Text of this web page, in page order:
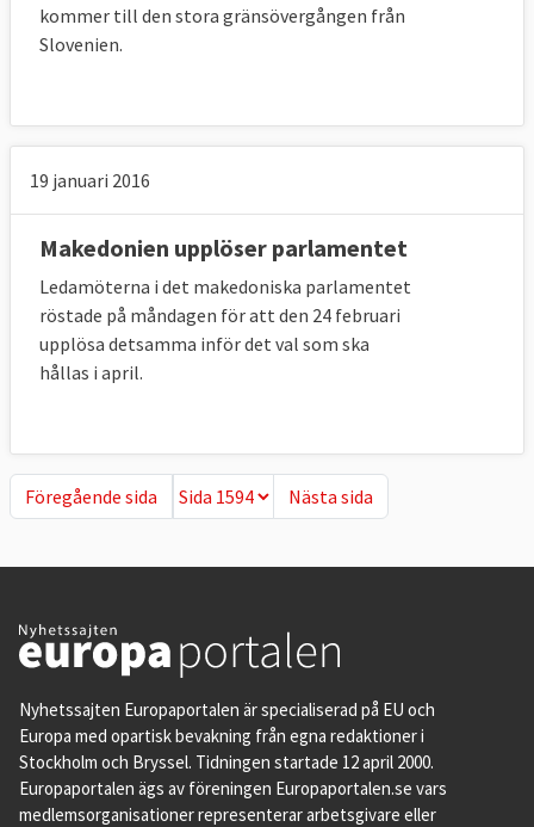
kommer till den stora gränsövergången från
Slovenien.
19 januari 2016
Makedonien upplöser parlamentet
Ledamöterna i det makedoniska parlamentet
röstade på måndagen för att den 24 februari
upplösa detsamma inför det val som ska
hållas i april.
Föregående sida
Föregående sida Nästa sida
Nästa sida
Nyhetssajten Europaportalen är specialiserad på EU och
Europa med opartisk bevakning från egna redaktioner i
Stockholm och Bryssel. Tidningen startade 12 april 2000.
Europaportalen ägs av föreningen Europaportalen.se vars
medlemsorganisationer representerar arbetsgivare eller